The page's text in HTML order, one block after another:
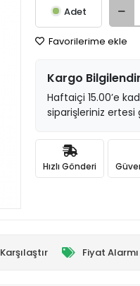
Adet
Favorilerime ekle
Kargo
Haftaiçi 15.00’e
siparişleriniz
Hızlı Gönderi
Karşılaştır Fiyat Alarmı